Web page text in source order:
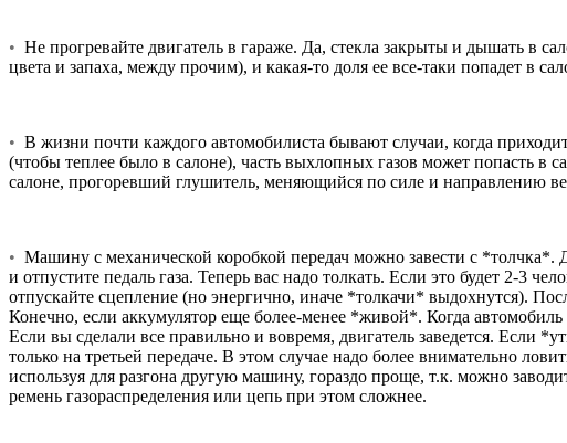
• Не прогревайте двигатель в гараже. Да, стекла закрыты и дышать в
цвета и запаха, между прочим), и какая-то доля ее все-таки попадет в
• В жизни почти каждого автомобилиста бывают случаи, когда
(чтобы теплее было в салоне), часть выхлопных газов может попасть
салоне, прогоревший глушитель, меняющийся по силе и направлению
• Машину с механической коробкой передач можно завести с *толчка*.
и отпустите педаль газа. Теперь вас надо толкать. Если это будет 2-3
отпускайте сцепление (но энергично, иначе *толкачи* выдохнутся).
Конечно, если аккумулятор еще более-менее *живой*. Когда
Если вы сделали все правильно и вовремя, двигатель заведется. Если
только на третьей передаче. В этом случае надо более внимательно
используя для разгона другую машину, гораздо проще, т.к. можно
ремень газораспределения или цепь при этом сложнее.